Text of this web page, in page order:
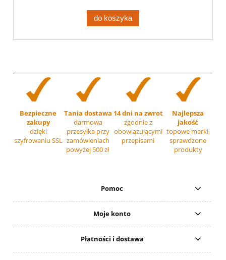
do koszyka
Bezpieczne
zakupy
dzięki
szyfrowaniu SSL
Tania dostawa
darmowa
przesyłka przy
zamówieniach
powyżej 500 zł
14 dni na zwrot
zgodnie z
obowiązującymi
przepisami
Najlepsza
jakość
topowe marki,
sprawdzone
produkty
Pomoc
Moje konto
Płatności i dostawa